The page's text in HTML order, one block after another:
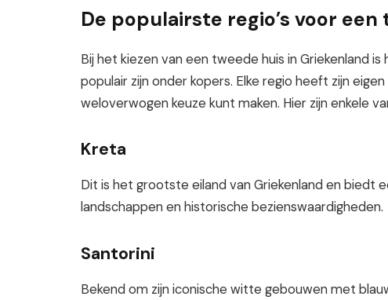
De populairste regio’s voor een
Bij het kiezen van een tweede huis in Griekenland
populair zijn onder kopers. Elke regio heeft zijn
weloverwogen keuze kunt maken. Hier zijn enkele
Kreta
Dit is het grootste eiland van Griekenland en biedt
landschappen en historische bezienswaardigheden.
Santorini
Bekend om zijn iconische witte gebouwen met